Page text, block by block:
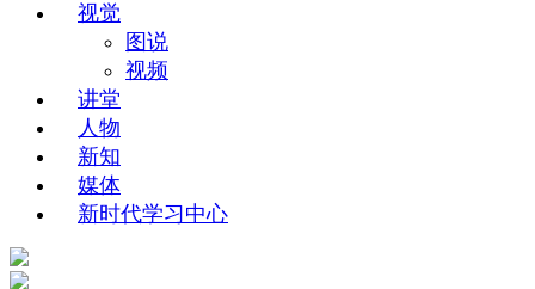
视觉
图说
视频
讲堂
人物
新知
媒体
新时代学习中心